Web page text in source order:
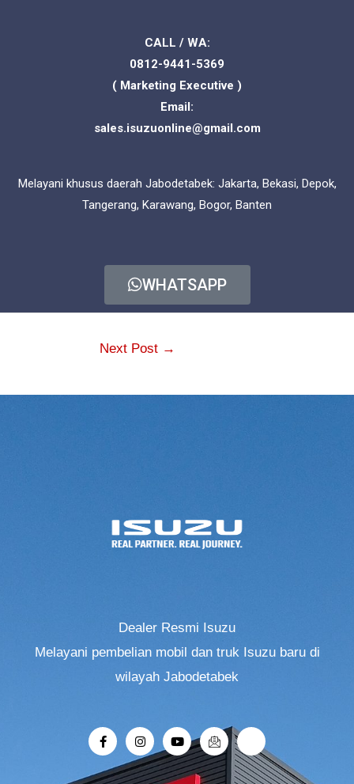
CALL / WA:
0812-9441-5369
( Marketing Executive )
Email:
sales.isuzuonline@gmail.com
Melayani khusus daerah Jabodetabek: Jakarta, Bekasi, Depok,
Tangerang, Karawang, Bogor, Banten
WHATSAPP
Next Post →
Dealer Resmi Isuzu
Melayani pembelian mobil dan truk Isuzu baru di
wilayah Jabodetabek
F
a
e
I
n
s
t
Y
o
u
t
I
c
o
n
i
-
r